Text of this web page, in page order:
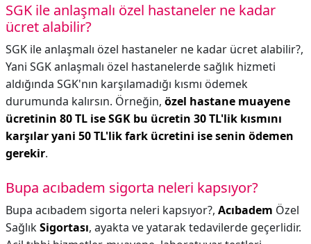
SGK ile anlaşmalı özel hastaneler ne kadar
ücret alabilir?
SGK ile anlaşmalı özel hastaneler ne kadar ücret alabilir?,
Yani SGK anlaşmalı özel hastanelerde sağlık hizmeti
aldığında SGK'nın karşılamadığı kısmı ödemek
durumunda kalırsın. Örneğin, özel hastane muayene
ücretinin 80 TL ise SGK bu ücretin 30 TL'lik kısmını
karşılar yani 50 TL'lik fark ücretini ise senin ödemen
gerekir.
Bupa acıbadem sigorta neleri kapsıyor?
Bupa acıbadem sigorta neleri kapsıyor?, Acıbadem Özel
SağlıkSigortası, ayakta ve yatarak tedavilerde geçerlidir.